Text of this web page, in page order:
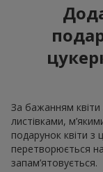
За бажанням
листівками,
подарунок квіти
перетворюється
запам’ятовується.